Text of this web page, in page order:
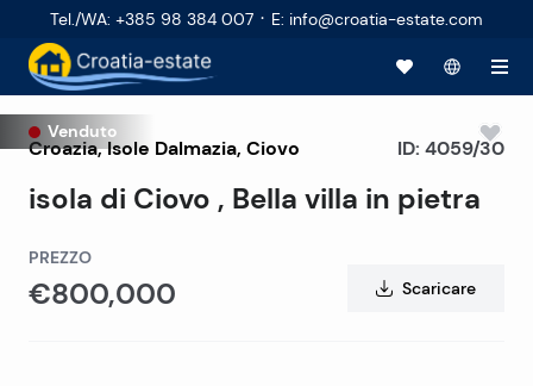
Tel./WA: +385 98 384 007 · E: info@croatia-estate.com
Venduto
Croazia,Isole Dalmazia, Ciovo
isola di Ciovo , Bella villa in pietra
ID: 4059/30
PREZZO
€800,000 Scaricare